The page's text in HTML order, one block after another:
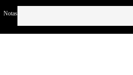
Notas